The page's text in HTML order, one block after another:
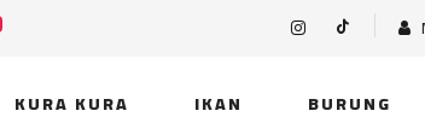
KURA KURA IKAN BURUNG